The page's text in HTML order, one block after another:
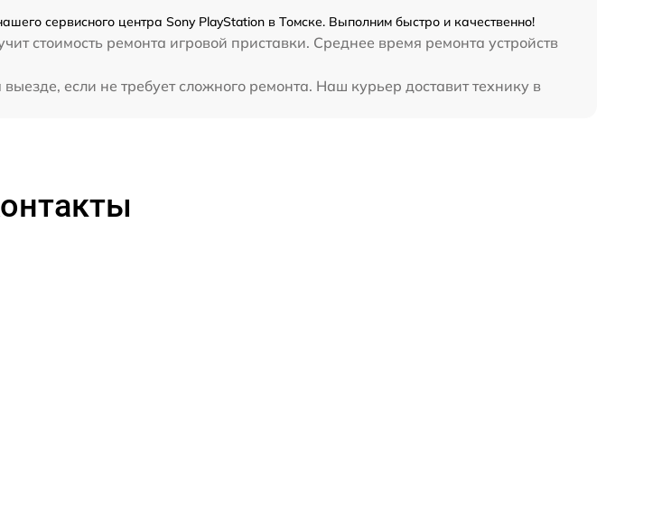
сервисного центра Sony PlayStation в Томске. Выполним быстро и качественно!
стоимость ремонта игровой приставки. Среднее время ремонта устройств
если не требует сложного ремонта. Наш курьер доставит технику в